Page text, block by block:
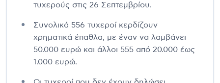
τυχερούς στις 26 Σεπτεμβρίου.
Συνολικά 556 τυχεροί κερδίζουν
χρηματικά έπαθλα, με έναν να λαμβάνει
50.000 ευρώ και άλλοι 555 από 20.000 έως
1.000 ευρώ.